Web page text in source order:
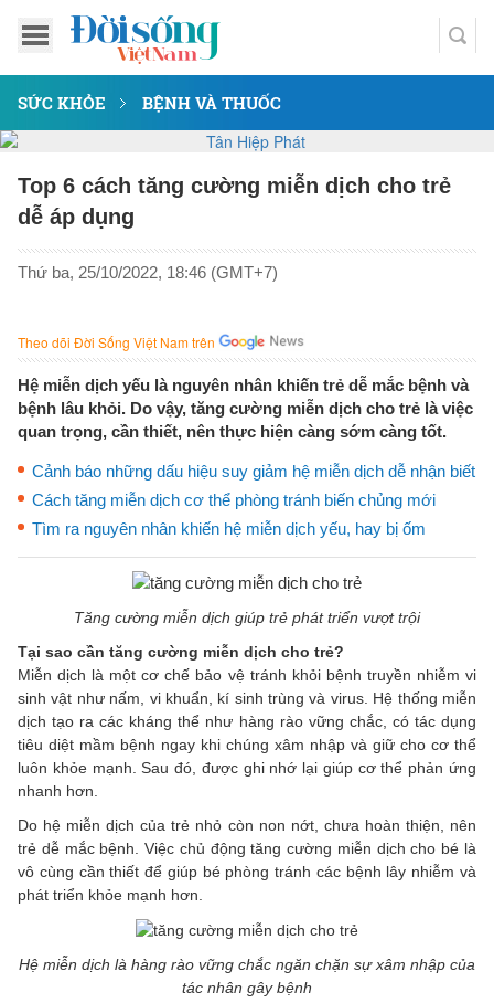
SỨC KHỎE BỆNH VÀ THUỐC
Top 6 cách tăng cường miễn dịch cho trẻ
dễ áp dụng
Thứ ba, 25/10/2022, 18:46 (GMT+7)
Theo dõi Đời Sống Việt Nam trên
Hệ miễn dịch yếu là nguyên nhân khiến trẻ dễ mắc bệnh và
bệnh lâu khỏi. Do vậy, tăng cường miễn dịch cho trẻ là việc
quan trọng, cần thiết, nên thực hiện càng sớm càng tốt.
Cảnh báo những dấu hiệu suy giảm hệ miễn dịch dễ nhận biết
Cách tăng miễn dịch cơ thể phòng tránh biến chủng mới
Tìm ra nguyên nhân khiến hệ miễn dịch yếu, hay bị ốm
Tăng cường miễn dịch giúp trẻ phát triển vượt trội
Tại sao cần tăng cường miễn dịch cho trẻ?
Miễn dịch là một cơ chế bảo vệ tránh khỏi bệnh truyền nhiễm vi
sinh vật như nấm, vi khuẩn, kí sinh trùng và virus. Hệ thống miễn
dịch tạo ra các kháng thể như hàng rào vững chắc, có tác dụng
tiêu diệt mầm bệnh ngay khi chúng xâm nhập và giữ cho cơ thể
luôn khỏe mạnh. Sau đó, được ghi nhớ lại giúp cơ thể phản ứng
nhanh hơn.
Do hệ miễn dịch của trẻ nhỏ còn non nớt, chưa hoàn thiện, nên
trẻ dễ mắc bệnh. Việc chủ động tăng cường miễn dịch cho bé là
vô cùng cần thiết để giúp bé phòng tránh các bệnh lây nhiễm và
phát triển khỏe mạnh hơn.
Hệ miễn dịch là hàng rào vững chắc ngăn chặn sự xâm nhập của
tác nhân gây bệnh